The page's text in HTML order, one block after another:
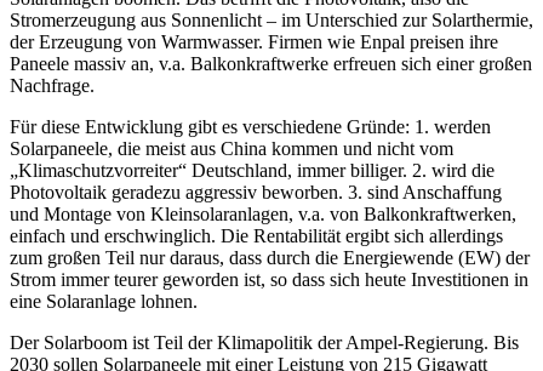
Stromerzeugung aus Sonnenlicht – im Unterschied zur Solarthermie,
der Erzeugung von Warmwasser. Firmen wie Enpal preisen ihre
Paneele massiv an, v.a. Balkonkraftwerke erfreuen sich einer großen
Nachfrage.
Für diese Entwicklung gibt es verschiedene Gründe: 1. werden
Solarpaneele, die meist aus China kommen und nicht vom
„Klimaschutzvorreiter“ Deutschland, immer billiger. 2. wird die
Photovoltaik geradezu aggressiv beworben. 3. sind Anschaffung
und Montage von Kleinsolaranlagen, v.a. von Balkonkraftwerken,
einfach und erschwinglich. Die Rentabilität ergibt sich allerdings
zum großen Teil nur daraus, dass durch die Energiewende (EW) der
Strom immer teurer geworden ist, so dass sich heute Investitionen in
eine Solaranlage lohnen.
Der Solarboom ist Teil der Klimapolitik der Ampel-Regierung. Bis
2030 sollen Solarpaneele mit einer Leistung von 215 Gigawatt